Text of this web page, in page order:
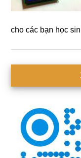
cho các bạn học
chính